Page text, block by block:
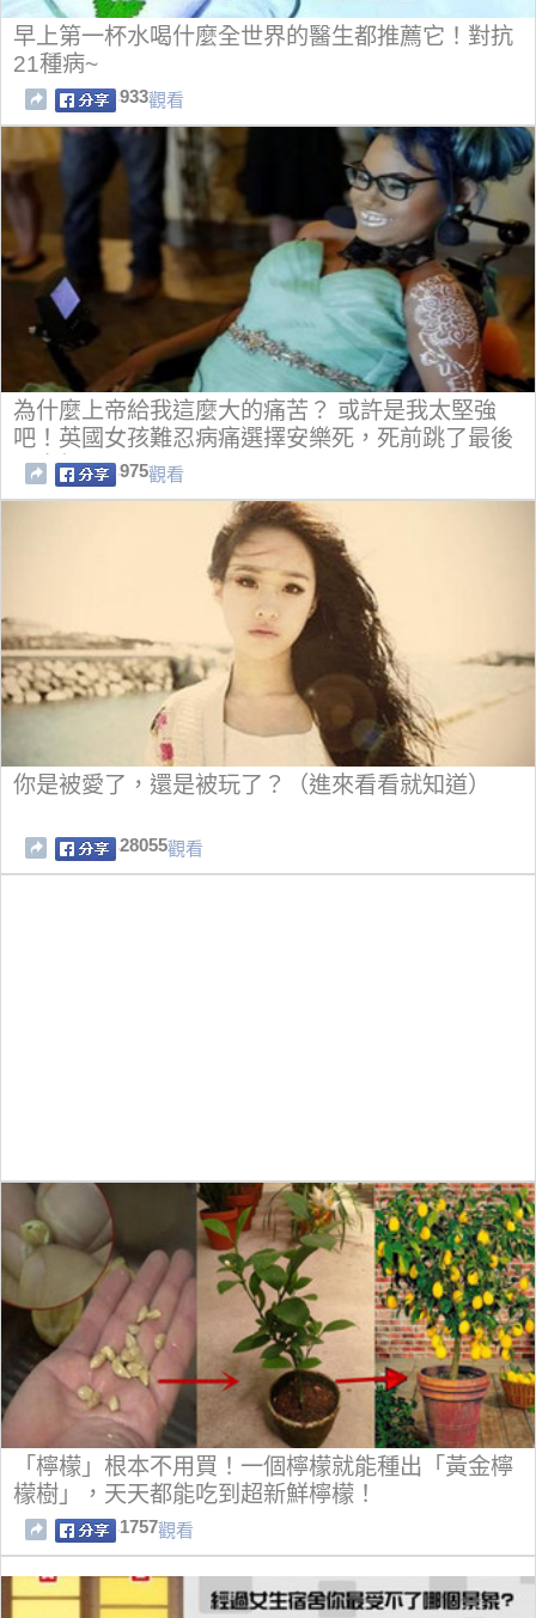
早上第一杯水喝什麼全世界的醫生都推薦它！對抗
21種病~
933觀看
為什麼上帝給我這麼大的痛苦？ 或許是我太堅強
吧！英國女孩難忍病痛選擇安樂死，死前跳了最後
一支舞...
975觀看
你是被愛了，還是被玩了？（進來看看就知道）
28055觀看
「檸檬」根本不用買！一個檸檬就能種出「黃金檸
檬樹」，天天都能吃到超新鮮檸檬！
1757觀看